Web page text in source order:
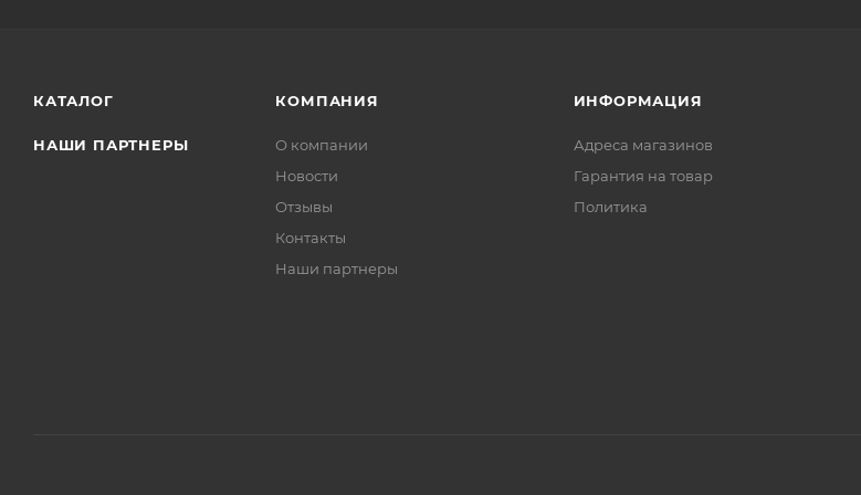
КАТАЛОГ
НАШИ ПАРТНЕРЫ
КОМПАНИЯ
О компании
Новости
Отзывы
Контакты
Наши партнеры
ИНФОРМАЦИЯ
Адреса магазинов
Гарантия на товар
Политика